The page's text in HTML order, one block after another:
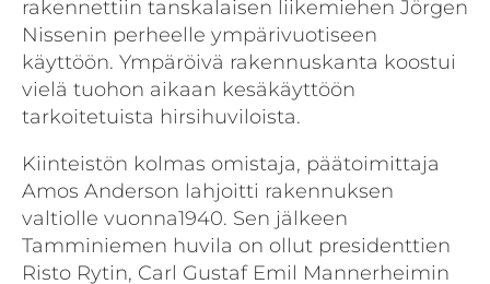
rakennettiin tanskalaisen liikemiehen Jörgen
Nissenin perheelle ympärivuotiseen
käyttöön. Ympäröivä rakennuskanta koostui
vielä tuohon aikaan kesäkäyttöön
tarkoitetuista hirsihuviloista.
Kiinteistön kolmas omistaja, päätoimittaja
Amos Anderson lahjoitti rakennuksen
valtiolle vuonna1940. Sen jälkeen
Tamminiemen huvila on ollut presidenttien
Risto Rytin, Carl Gustaf Emil Mannerheimin